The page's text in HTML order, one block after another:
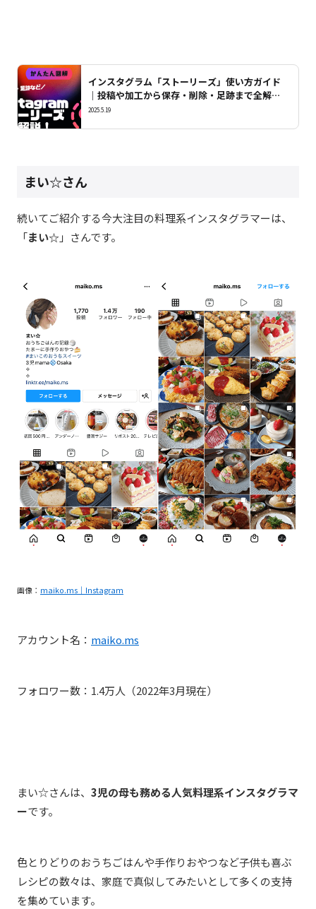
インスタグラム「ストーリーズ」使い方ガイド
｜投稿や加工から保存・削除・足跡まで全解
説！
2025.5.19
まい☆さん
続いてご紹介する今大注目の料理系インスタグラマーは、
「まい☆」さんです。
画像： maiko.ms｜Instagram
アカウント名： maiko.ms
フォロワー数： 1.4万人（2022年3月現在）
まい☆さんは、 3児の母も務める人気料理系インスタグラマ
ーです。
色とりどりのおうちごはんや手作りおやつなど子供も喜ぶ
レシピの数々は、家庭で真似してみたいとして多くの支持
を集めています。